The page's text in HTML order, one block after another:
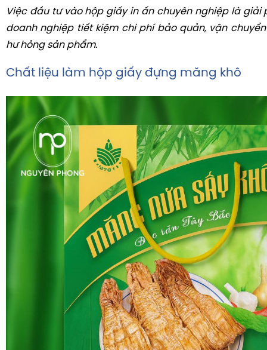
Việc đầu tư vào hộp giấy in ấn chuyên nghiệp là giải
doanh nghiệp tiết kiệm chi phí bảo quản, vận
hư hỏng sản phẩm.
Chất liệu làm hộp giấy đựng măng khô